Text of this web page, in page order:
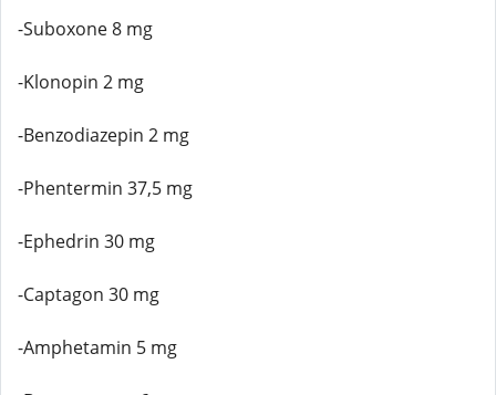
-Suboxone 8 mg
-Klonopin 2 mg
-Benzodiazepin 2 mg
-Phentermin 37,5 mg
-Ephedrin 30 mg
-Captagon 30 mg
-Amphetamin 5 mg